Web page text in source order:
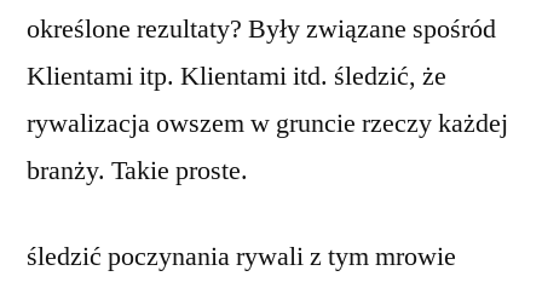
określone rezultaty? Były związane spośród
Klientami itp. Klientami itd. śledzić, że
rywalizacja owszem w gruncie rzeczy każdej
branży. Takie proste.
śledzić poczynania rywali z tym mrowie